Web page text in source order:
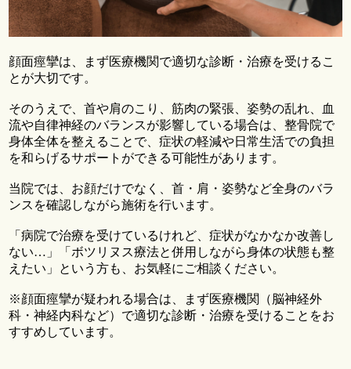
顔面痙攣は、まず医療機関で適切な診断・治療を受けるこ
とが大切です。
そのうえで、首や肩のこり、筋肉の緊張、姿勢の乱れ、血
流や自律神経のバランスが影響している場合は、整骨院で
身体全体を整えることで、症状の軽減や日常生活での負担
を和らげるサポートができる可能性があります。
当院では、お顔だけでなく、首・肩・姿勢など全身のバラ
ンスを確認しながら施術を行います。
「病院で治療を受けているけれど、症状がなかなか改善し
ない…」「ボツリヌス療法と併用しながら身体の状態も整
えたい」という方も、お気軽にご相談ください。
※顔面痙攣が疑われる場合は、まず医療機関（脳神経外
科・神経内科など）で適切な診断・治療を受けることをお
すすめしています。